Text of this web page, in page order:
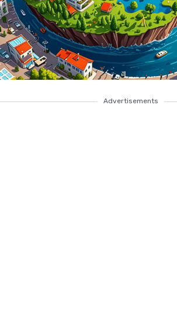
Advertisements